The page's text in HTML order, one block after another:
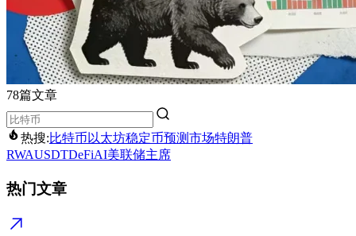
78篇文章
热搜:比特币 以太坊稳定币预测市场特朗普
RWAUSDTDeFiAI美联储主席
热门文章